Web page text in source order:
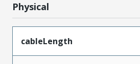
Physical
cableLength